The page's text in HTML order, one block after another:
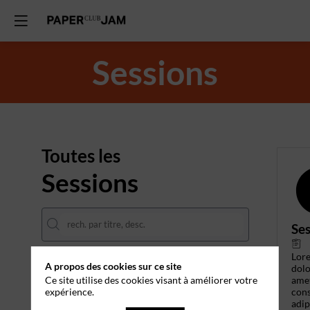
Sessions
Toutes les
Sessions
DATES
THÈMATIQUES
A propos des cookies sur ce site
Ce site utilise des cookies visant à améliorer votre
expérience.